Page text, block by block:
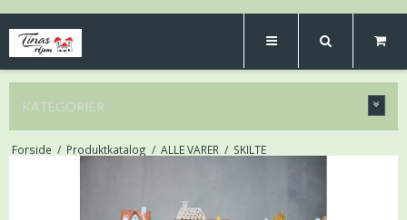
KATEGORIER
Forside / Produktkatalog / ALLE VARER / SKILTE